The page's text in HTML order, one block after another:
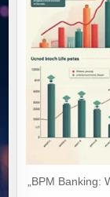
„BPM Banking: